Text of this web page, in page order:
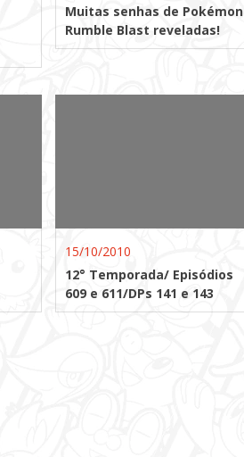
Muitas senhas de Pokémon
Rumble Blast reveladas!
15/10/2010
12° Temporada/ Episódios
609 e 611/DPs 141 e 143